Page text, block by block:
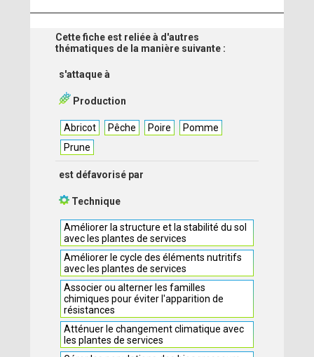
Cette fiche est reliée à d'autres
thématiques de la manière suivante :
s'attaque à
Production
Abricot Pêche Poire
Pomme
Prune
est défavorisé par
Technique
Améliorer la structure et la stabilité du sol
avec les plantes de services
Améliorer le cycle des éléments nutritifs
avec les plantes de services
Associer ou alterner les familles
chimiques pour éviter l'apparition de
résistances
Atténuer le changement climatique avec
les plantes de services